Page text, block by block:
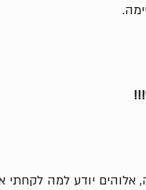
אלוהים יודע למה לקחתי